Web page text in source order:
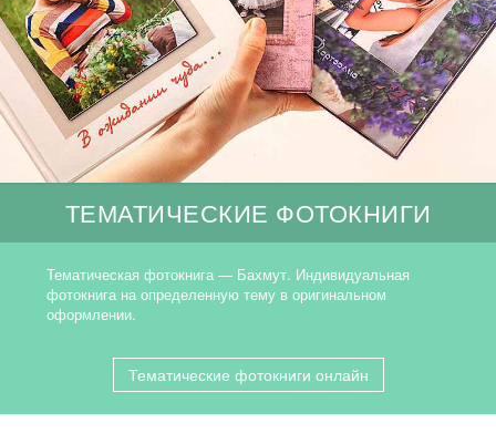
ТЕМАТИЧЕСКИЕ ФОТОКНИГИ
Тематическая фотокнига — Бахмут. Индивидуальная
фотокнига на определенную тему в оригинальном
оформлении.
Тематические фотокниги онлайн